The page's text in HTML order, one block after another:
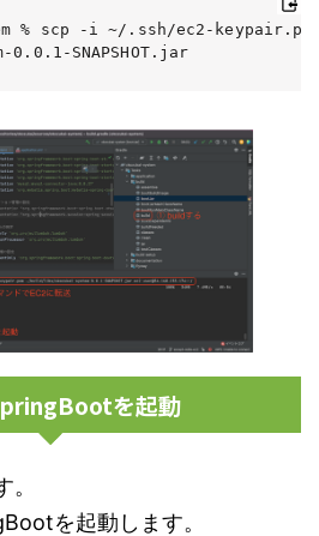
% scp -i ~/.ssh/ec2-
0.0.1-SNAPSHOT.jar
を起動
を起動します。